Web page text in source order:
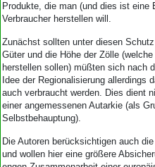
Produkte, die man (und dies ist eine
Verbraucher herstellen will.
Zunächst sollten unter diesen
Güter und die Höhe der Zölle
herstellen sollen) müßten sich nach
Idee der Regionalisierung
auch verbraucht werden. Dies dient
einer angemessenen Autarkie (als
Selbstbehauptung).
Die Autoren berücksichtigen auch
und wollen hier eine größere